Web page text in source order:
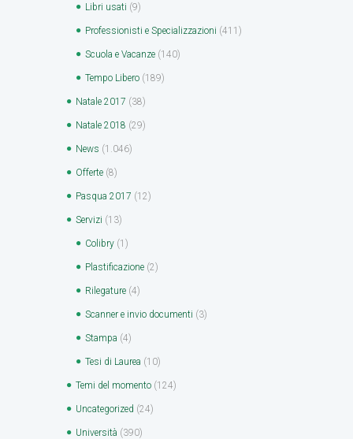
Libri usati (9)
Professionisti e Specializzazioni (411)
Scuola e Vacanze (140)
Tempo Libero (189)
Natale 2017 (38)
Natale 2018 (29)
News (1.046)
Offerte (8)
Pasqua 2017 (12)
Servizi (13)
Colibry (1)
Plastificazione (2)
Rilegature (4)
Scanner e invio documenti (3)
Stampa (4)
Tesi di Laurea (10)
Temi del momento (124)
Uncategorized (24)
Università (390)